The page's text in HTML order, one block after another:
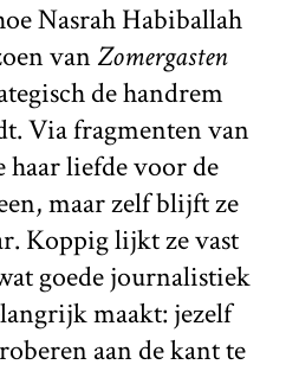
Nasrah Habiballah
vanZomergasten
de handrem
Via fragmenten van
haar liefde voor de
maar zelf blijft ze
Koppig lijkt ze vast
goede journalistiek
maakt: jezelf
aan de kant te